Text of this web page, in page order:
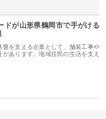
ドが山形県鶴岡市で手がける
盤を支える企業として、舗装工事や
あります。地域住民の生活を支え